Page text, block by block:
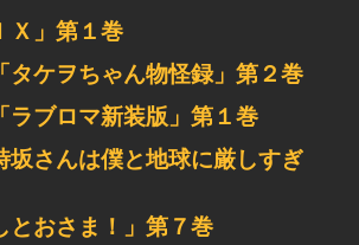
Ｘ」第１巻
タケヲちゃん物怪録」第２巻
ラブロマ新装版」第１巻
坂さんは僕と地球に厳しすぎ
とおさま！」第７巻